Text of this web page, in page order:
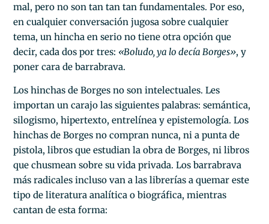
mal, pero no son tan tan tan fundamentales. Por eso,
en cualquier conversación jugosa sobre cualquier
tema, un hincha en serio no tiene otra opción que
decir, cada dos por tres: «Boludo, ya lo decía Borges», y
poner cara de barrabrava.
Los hinchas de Borges no son intelectuales. Les
importan un carajo las siguientes palabras: semántica,
silogismo, hipertexto, entrelínea y epistemología. Los
hinchas de Borges no compran nunca, ni a punta de
pistola, libros que estudian la obra de Borges, ni libros
que chusmean sobre su vida privada. Los barrabrava
más radicales incluso van a las librerías a quemar este
tipo de literatura analítica o biográfica, mientras
cantan de esta forma: